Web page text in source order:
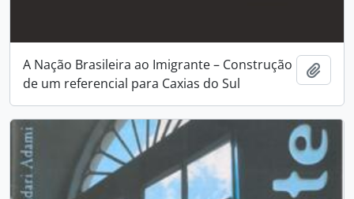
A Nação Brasileira ao Imigrante – Construção
de um referencial para Caxias do Sul